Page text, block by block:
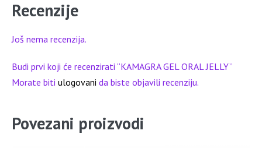
Recenzije
Još nema recenzija.
Budi prvi koji će recenzirati “KAMAGRA GEL ORAL JELLY”
Morate biti ulogovani da biste objavili recenziju.
Povezani proizvodi